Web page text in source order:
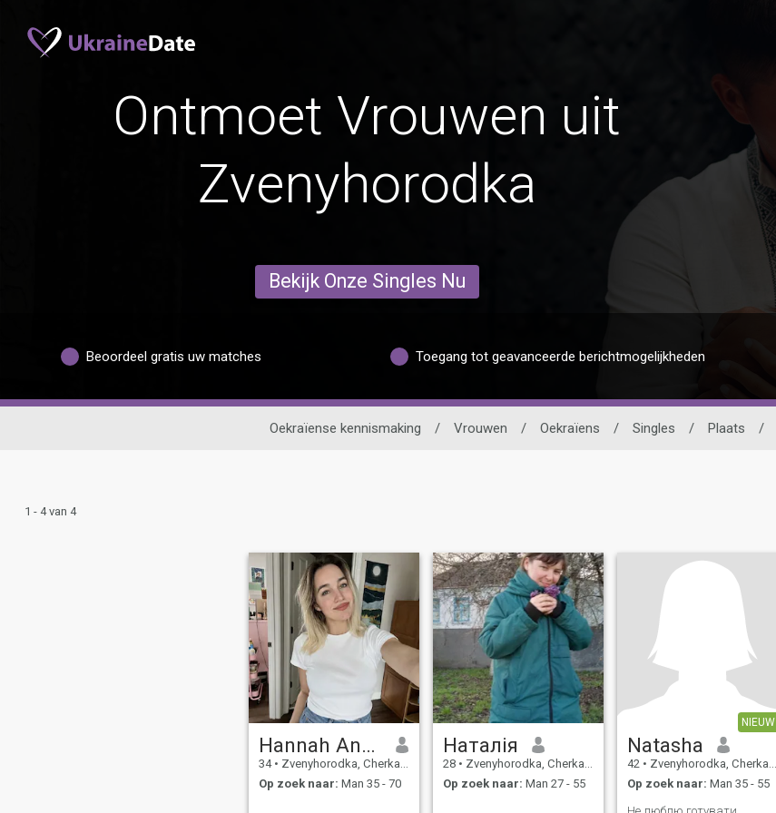
Ontmoet Vrouwen uit
Zvenyhorodka
Bekijk Onze Singles Nu
Beoordeel gratis uw matches Toegang tot geavanceerde berichtmogelijkheden
Oekraïense kennismaking / Vrouwen / Oekraïens / Singles / Plaats /
1 - 4 van 4
Hannah Angelina
34 • Zvenyhorodka, Cherkasy, Ukraïne
Op zoek naar: Man 35 - 70
Наталія
28 • Zvenyhorodka, Cherkasy, Ukraïne
Op zoek naar: Man 27 - 55
NIEUW
Natasha
42 • Zvenyhorodka, Cherkasy, Ukraïne
Op zoek naar: Man 35 - 55